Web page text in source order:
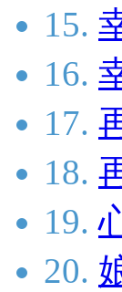
15.
16.
17.
18.
19.
20.